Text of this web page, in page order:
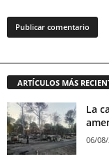
ARTÍCULOS MÁS
La
06/